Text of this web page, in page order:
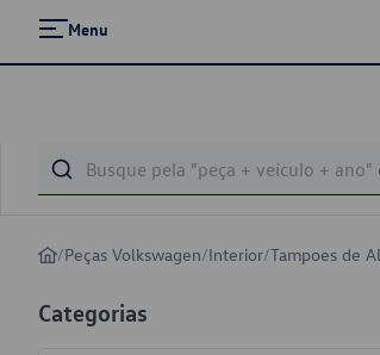
Menu
/Peças Volkswagen/Interior/Tampoes de
Categorias